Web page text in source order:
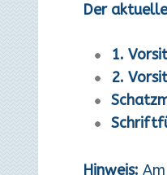
Der
1.
2.
Hinweis: Am